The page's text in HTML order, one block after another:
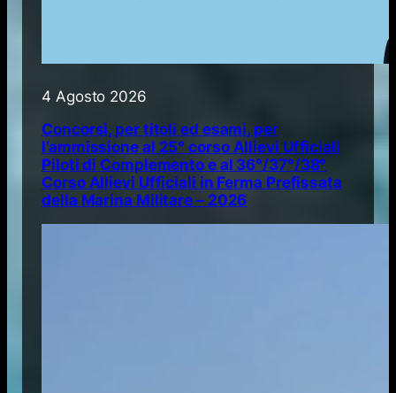
4 Agosto 2026
Concorsi, per titoli ed esami, per
l’ammissione al 25° corso Allievi Ufficiali
Piloti di Complemento e al 36°/37°/38°
Corso Allievi Ufficiali in Ferma Prefissata
della Marina Militare – 2026